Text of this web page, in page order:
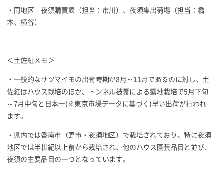
・同地区 夜須購買課（担当：市川）、夜須集出荷場（担当：橋
本、横谷）
＜土佐紅メモ＞
・一般的なサツマイモの出荷時期が8月～11月であるのに対し、土
佐紅はハウス栽培のほか、トンネル被覆による露地栽培で5月下旬
～7月中旬と日本一(※東京市場データに基づく)早い出荷が行われ
ます。
・県内では香南市（野市・夜須地区）で栽培されており、特に夜須
地区では半世紀以上前から栽培され、他のハウス園芸品目と並び、
夜須の主要品目の一つとなっています。